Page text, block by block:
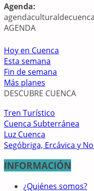
Agenda:
AGENDA
Hoy en Cuenca
Esta semana
Fin de semana
Más planes
DESCUBRE CUENCA
Tren Turístico
Cuenca Subterránea
Luz Cuenca
Segóbriga, Ercávica y
INFORMACIÓN
¿Quiénes somos?